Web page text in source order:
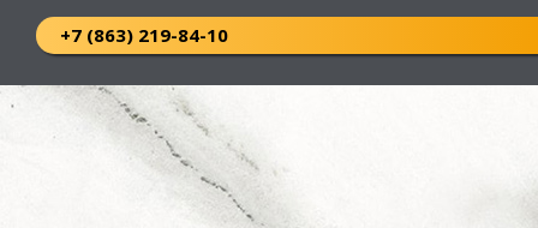
+7 (863) 219-84-10